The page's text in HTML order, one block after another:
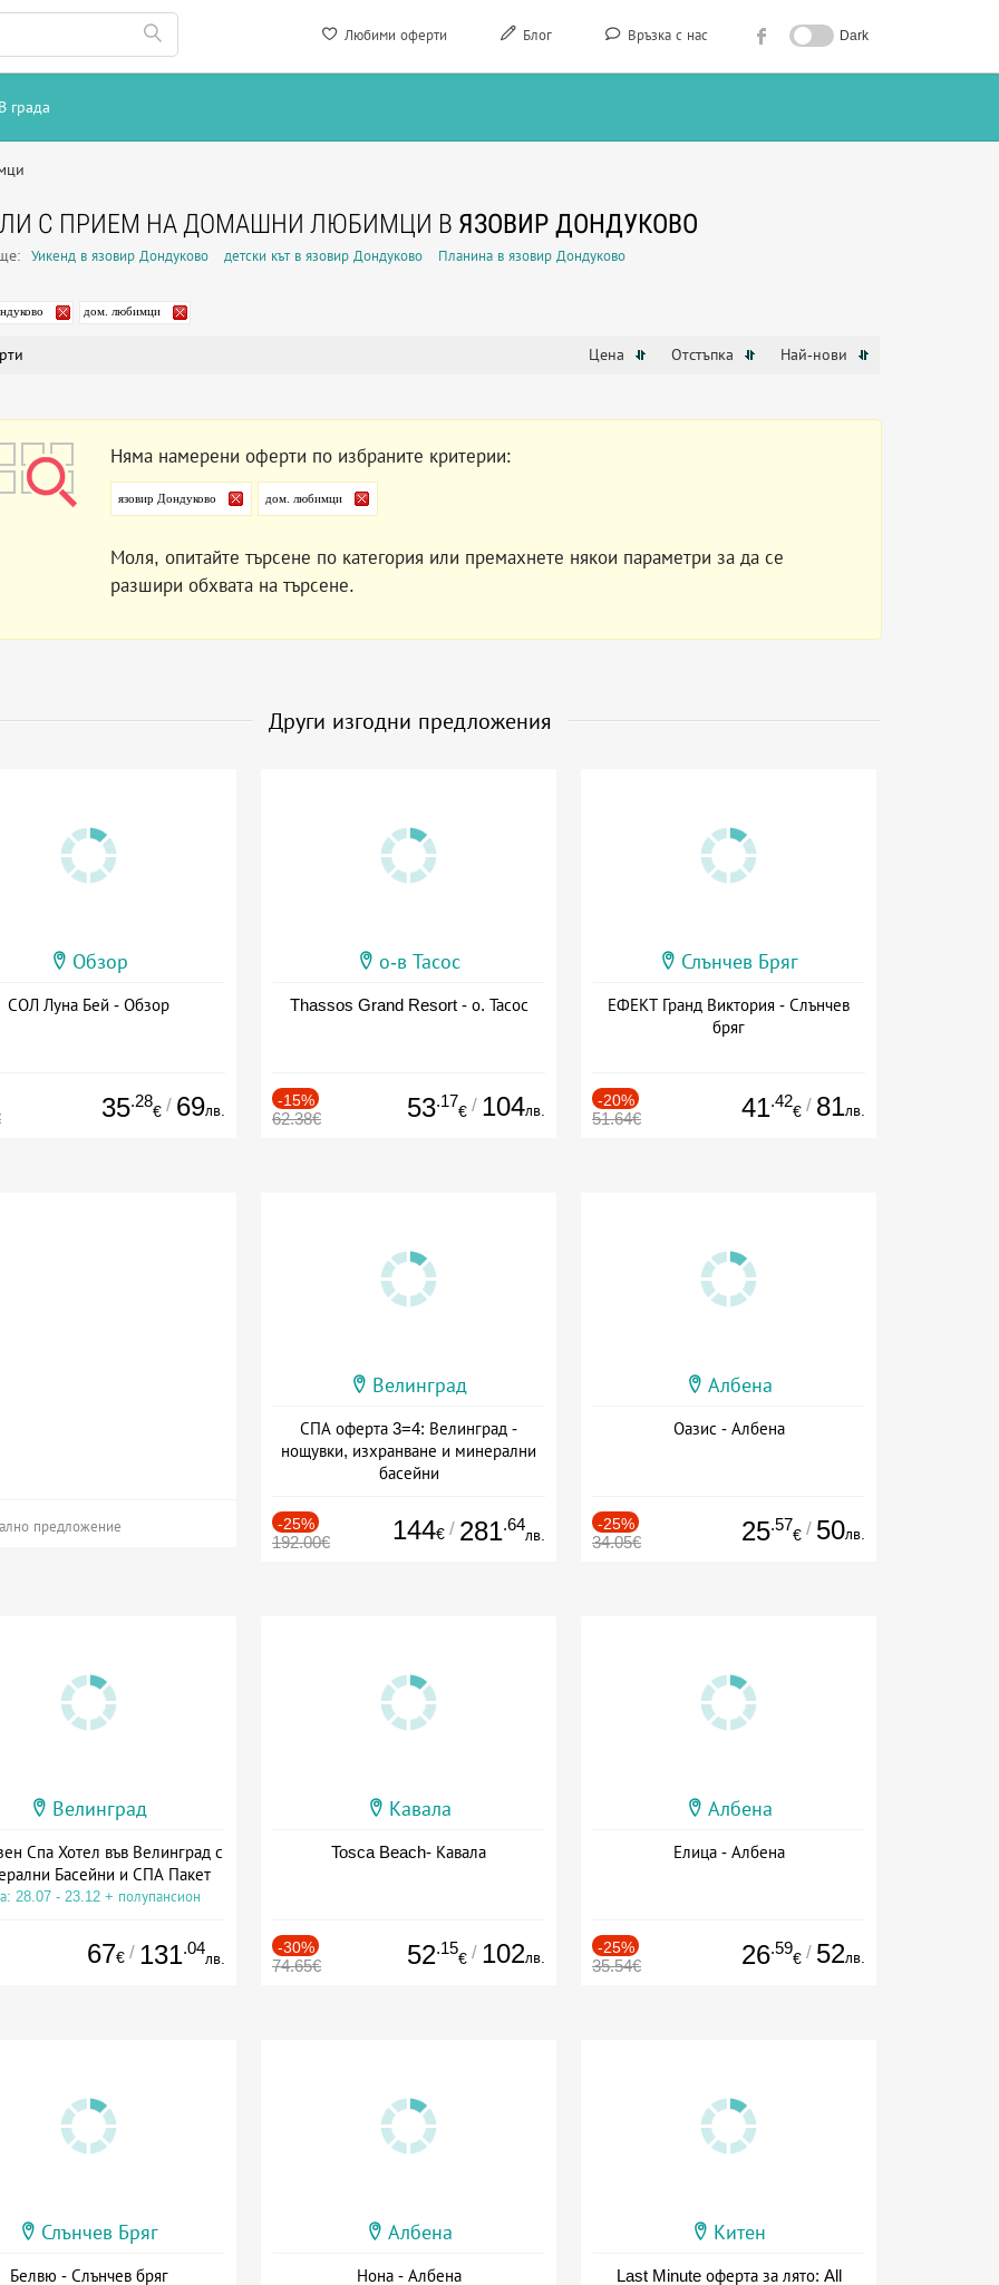
Любими оферти Блог Връзка с нас Dark
В града
С ПРИЕМ НА ДОМАШНИ ЛЮБИМЦИ В ЯЗОВИР ДОНДУКОВО
Уикенд в язовир Дондуково детски кът в язовир Дондуково Планина в язовир Дондуково
дом. любимци
Цена Отстъпка Най-нови
Няма намерени оферти по избраните критерии:
язовир Дондуково дом. любимци
Моля, опитайте търсене по категория или премахнете някои параметри за да се
разшири обхвата на търсене.
Други изгодни предложения
Обзор
СОЛ Луна Бей - Обзор
35.28
€ / 69лв.
о-в Тасос
Thassos Grand Resort - о. Тасос
-15%
62.38€ 53.17
€ / 104лв.
Слънчев Бряг
ЕФЕКТ Гранд Виктория - Слънчев
бряг
-20%
51.64€ 41.42
€ / 81лв.
предложение
Велинград
СПА оферта 3=4: Велинград -
нощувки, изхранване и минерални
басейни
-25%
192.00€ 144€ / 281.64
лв.
Албена
Оазис - Албена
-25%
34.05€ 25.57
€ / 50лв.
Велинград
Спа Хотел във Велинград с
Басейни и СПА Пакет
28.07 - 23.12 + полупансион
67€ / 131.04
лв.
Кавала
Tosca Beach- Кавала
-30%
74.65€ 52.15
€ / 102лв.
Албена
Елица - Албена
-25%
35.54€ 26.59
€ / 52лв.
Слънчев Бряг
Белвю - Слънчев бряг
Албена
Нона - Албена
Китен
Last Minute оферта за лято: All